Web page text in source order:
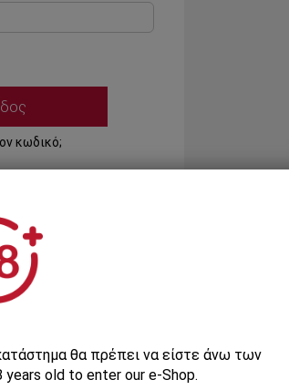
κωδικό;
ΜΕ ...
θα πρέπει να είστε άνω των
years old to enter our e-Shop.